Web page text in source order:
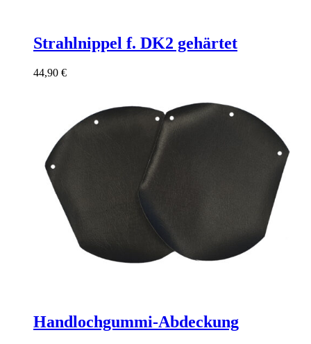
Strahlnippel f. DK2 gehärtet
44,90 €
Handlochgummi-Abdeckung